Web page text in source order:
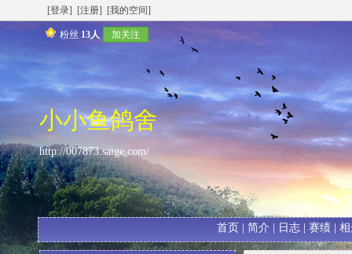
[登录] [注册] [我的空间]
粉丝 13人 加关注
小小鱼鸽舍
http://007873.saige.com/
首页 简介 日志| 赛绩|